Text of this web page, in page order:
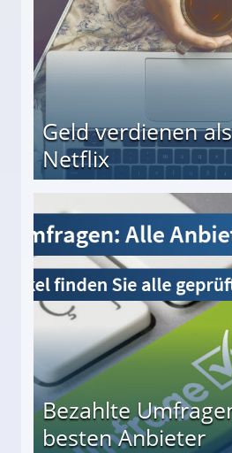
Geld verdienen
Netflix
Bezahlte
besten Anbieter